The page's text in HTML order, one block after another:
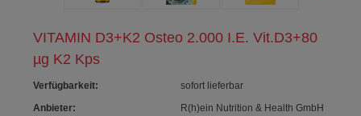
VITAMIN D3+K2 Osteo 2.000 I.E. Vit.D3+80
µg K2 Kps
Verfügbarkeit:
sofort lieferbar
Anbieter:
R(h)ein Nutrition & Health GmbH